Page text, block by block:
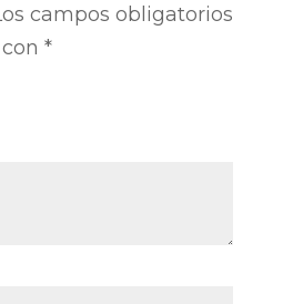
campos obligatorios
*